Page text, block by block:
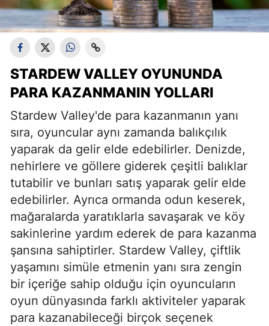
STARDEW VALLEY OYUNUNDA
PARA KAZANMANIN YOLLARI
Stardew Valley'de para kazanmanın yanı
sıra, oyuncular aynı zamanda balıkçılık
yaparak da gelir elde edebilirler. Denizde,
nehirlere ve göllere giderek çeşitli balıklar
tutabilir ve bunları satış yaparak gelir elde
edebilirler. Ayrıca ormanda odun keserek,
mağaralarda yaratıklarla savaşarak ve köy
sakinlerine yardım ederek de para kazanma
şansına sahiptirler. Stardew Valley, çiftlik
yaşamını simüle etmenin yanı sıra zengin
bir içeriğe sahip olduğu için oyuncuların
oyun dünyasında farklı aktiviteler yaparak
para kazanabileceği birçok seçenek